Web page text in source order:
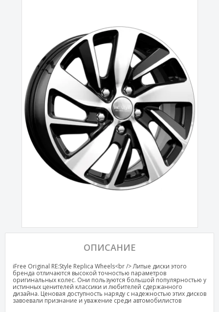
ОПИСАНИЕ
iFree Original RE:Style Replica Wheels<br /> Литые диски этого
бренда отличаются высокой точностью параметров
оригинальных колес. Они пользуются большой популярностью у
истинных ценителей классики и любителей сдержанного
дизайна. Ценовая доступность наряду с надежностью этих дисков
завоевали признание и уважение среди автомобилистов